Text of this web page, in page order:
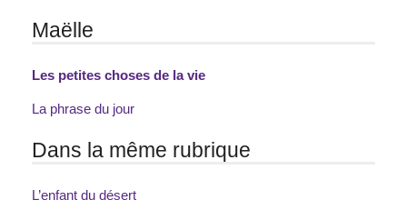
Maëlle
Les petites choses de la vie
La phrase du jour
Dans la même rubrique
L’enfant du désert